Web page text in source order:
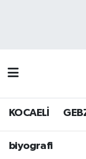
KOCAELİ
biyografi
SPOR
Bilim,
ÇAYIROVA
DARICA
Hava
Namaz
Trafik